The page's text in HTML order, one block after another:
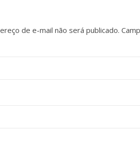
de e-mail não será publicado.